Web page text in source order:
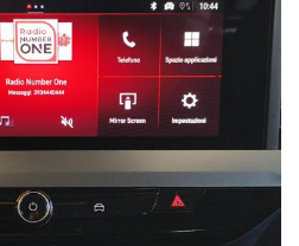
contatteremo
appena
l'auto
che
cerchi
sarà
disponibile